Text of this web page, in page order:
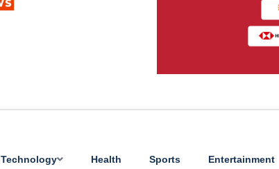
Technology Health Sports Entertainment